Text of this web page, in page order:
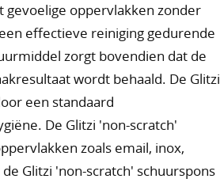
gevoelige oppervlakken zonder
effectieve reiniging gedurende
zorgt bovendien dat de
wordt behaald. De Glitzi
een standaard
De Glitzi 'non-scratch'
zoals email, inox,
Glitzi 'non-scratch' schuurspons